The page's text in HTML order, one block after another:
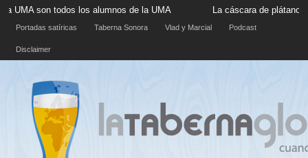
todos los alumnos de la UMA La cáscara de plátano situada en
Portadas satíricas Taberna Sonora Vlad y Marcial Podcast
Disclaimer